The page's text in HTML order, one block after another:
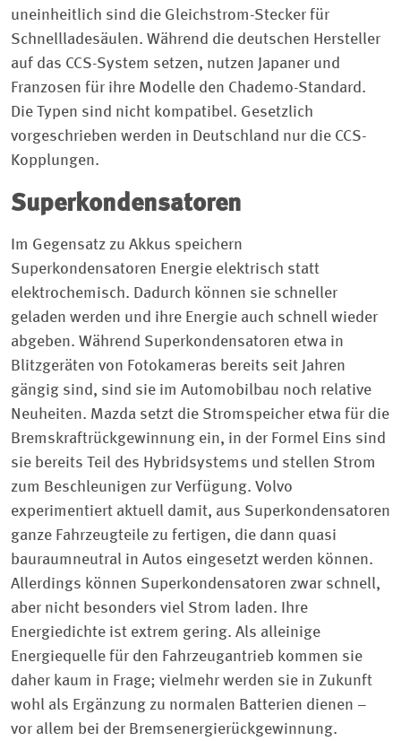
uneinheitlich sind die Gleichstrom-Stecker für
Schnellladesäulen. Während die deutschen Hersteller
auf das CCS-System setzen, nutzen Japaner und
Franzosen für ihre Modelle den Chademo-Standard.
Die Typen sind nicht kompatibel. Gesetzlich
vorgeschrieben werden in Deutschland nur die CCS-
Kopplungen.
Superkondensatoren
Im Gegensatz zu Akkus speichern
Superkondensatoren Energie elektrisch statt
elektrochemisch. Dadurch können sie schneller
geladen werden und ihre Energie auch schnell wieder
abgeben. Während Superkondensatoren etwa in
Blitzgeräten von Fotokameras bereits seit Jahren
gängig sind, sind sie im Automobilbau noch relative
Neuheiten. Mazda setzt die Stromspeicher etwa für die
Bremskraftrückgewinnung ein, in der Formel Eins sind
sie bereits Teil des Hybridsystems und stellen Strom
zum Beschleunigen zur Verfügung. Volvo
experimentiert aktuell damit, aus Superkondensatoren
ganze Fahrzeugteile zu fertigen, die dann quasi
bauraumneutral in Autos eingesetzt werden können.
Allerdings können Superkondensatoren zwar schnell,
aber nicht besonders viel Strom laden. Ihre
Energiedichte ist extrem gering. Als alleinige
Energiequelle für den Fahrzeugantrieb kommen sie
daher kaum in Frage; vielmehr werden sie in Zukunft
wohl als Ergänzung zu normalen Batterien dienen –
vor allem bei der Bremsenergierückgewinnung.